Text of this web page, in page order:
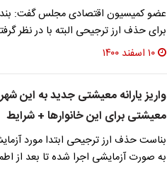
عضو کمیسیون اقتصادی مجلس گفت:
برای حذف ارز ترجیحی البته با در نظر
۱۰ اسفند ۱۴۰۰
واریز یارانه معیشتی جدید به این
معیشتی برای این خانوارها + شرایط
بناست حذف ارز ترجیحی ابتدا مورد
به صورت آزمایشی اجرا شده تا بعد از